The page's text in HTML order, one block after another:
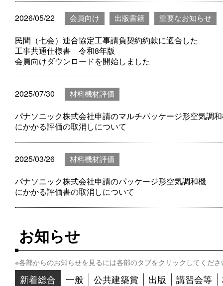
2026/05/22 会員向け 出版書籍 重要なお知らせ
民間（七会）連合協定工事請負契約約款に適合した
工事共通仕様書 令和8年版
会員向けダウンロードを開始しました
2025/07/30 材料機材評価
パナソニック株式会社申請のマルチパッケージ形空気調
にかかる評価の取消しについて
2025/03/26 材料機材評価
パナソニック株式会社申請のパッケージ形空気調和機
にかかる評価書の取消しについて
お知らせ
※各部からのお知らせを見るには各部のタブをクリックしてくださ
新着総合
一般 公共建築賞 出版 講習会等